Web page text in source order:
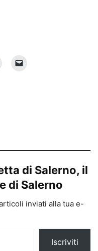
di Salerno, il
di Salerno
inviati alla tua e-
Iscriviti